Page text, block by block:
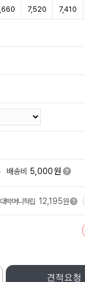
7,520 7,410
배송비 5,000원
대박머니적립 12,195원
견적요청